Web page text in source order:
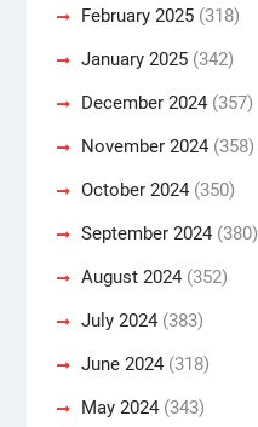
February 2025(318)
January 2025(342)
December 2024(357)
November 2024(358)
October 2024(350)
September 2024(380)
August 2024(352)
July 2024(383)
June 2024(318)
May 2024(343)